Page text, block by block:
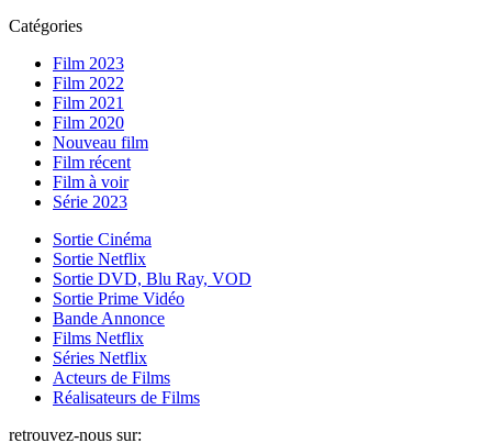
Catégories
Film 2023
Film 2022
Film 2021
Film 2020
Nouveau film
Film récent
Film à voir
Série 2023
Sortie Cinéma
Sortie Netflix
Sortie DVD, Blu Ray, VOD
Sortie Prime Vidéo
Bande Annonce
Films Netflix
Séries Netflix
Acteurs de Films
Réalisateurs de Films
retrouvez-nous sur: